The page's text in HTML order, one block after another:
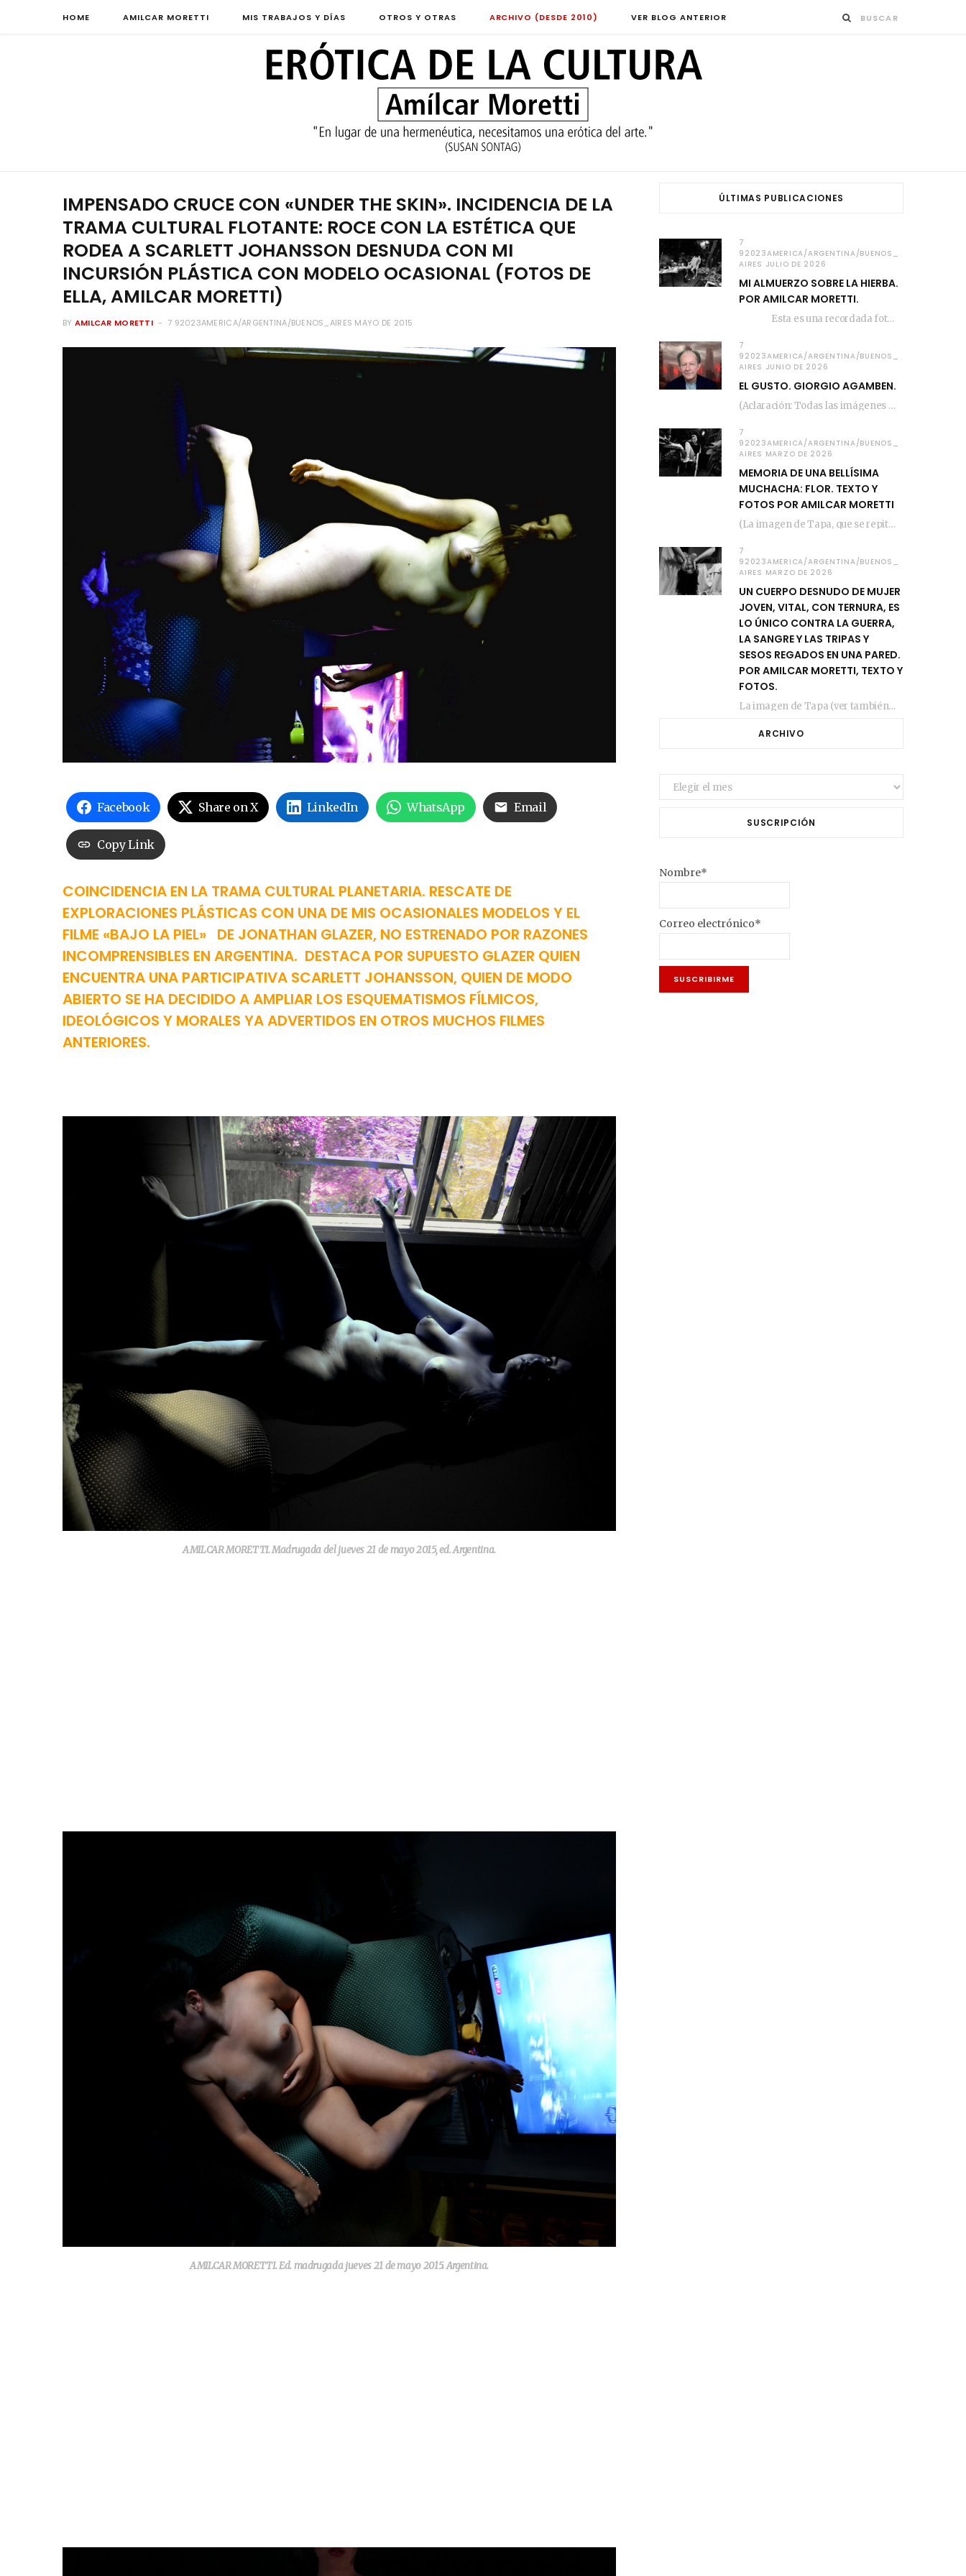
HOME AMILCAR MORETTI MIS TRABAJOS Y DÍAS OTROS Y OTRAS ARCHIVO (DESDE 2010) VER BLOG ANTERIOR
IMPENSADO CRUCE CON «UNDER THE SKIN». INCIDENCIA DE LA
TRAMA CULTURAL FLOTANTE: ROCE CON LA ESTÉTICA QUE
RODEA A SCARLETT JOHANSSON DESNUDA CON MI
INCURSIÓN PLÁSTICA CON MODELO OCASIONAL (FOTOS DE
ELLA, AMILCAR MORETTI)
BY AMILCAR MORETTI 7 92023AMERICA/ARGENTINA/BUENOS_AIRES MAYO DE 2015
Facebook Share on X LinkedIn WhatsApp Email
Copy Link
COINCIDENCIA EN LA TRAMA CULTURAL PLANETARIA. RESCATE DE
EXPLORACIONES PLÁSTICAS CON UNA DE MIS OCASIONALES MODELOS Y EL
FILME «BAJO LA PIEL» DE JONATHAN GLAZER, NO ESTRENADO POR RAZONES
INCOMPRENSIBLES EN ARGENTINA. DESTACA POR SUPUESTO GLAZER QUIEN
ENCUENTRA UNA PARTICIPATIVA SCARLETT JOHANSSON, QUIEN DE MODO
ABIERTO SE HA DECIDIDO A AMPLIAR LOS ESQUEMATISMOS FÍLMICOS,
IDEOLÓGICOS Y MORALES YA ADVERTIDOS EN OTROS MUCHOS FILMES
ANTERIORES.
AMILCAR MORETTI. Madrugada del jueves 21 de mayo 2015, ed. Argentina.
AMILCAR MORETTI. Ed. madrugada jueves 21 de mayo 2015. Argentina.
ÚLTIMAS PUBLICACIONES
7
92023AMERICA/ARGENTINA/BUENOS_
AIRES JULIO DE 2026
MI ALMUERZO SOBRE LA HIERBA.
POR AMILCAR MORETTI.
Esta es una recordada fotografía que registré…
7
92023AMERICA/ARGENTINA/BUENOS_
AIRES JUNIO DE 2026
EL GUSTO. GIORGIO AGAMBEN.
(Aclaración: Todas las imágenes de este posteo fueron tomadas de Bloghemia.com, y todos los…
7
92023AMERICA/ARGENTINA/BUENOS_
AIRES MARZO DE 2026
MEMORIA DE UNA BELLÍSIMA
MUCHACHA: FLOR. TEXTO Y
FOTOS POR AMILCAR MORETTI
(La imagen de Tapa, que se repite arriba, fue compuesta por Amilcar Moretti el viernes…
7
92023AMERICA/ARGENTINA/BUENOS_
AIRES MARZO DE 2026
UN CUERPO DESNUDO DE MUJER
JOVEN, VITAL, CON TERNURA, ES
LO ÚNICO CONTRA LA GUERRA,
LA SANGRE Y LAS TRIPAS Y
SESOS REGADOS EN UNA PARED.
POR AMILCAR MORETTI, TEXTO Y
FOTOS.
La imagen de Tapa (ver también más arriba) fue compuesta en estos días de febrero…
ARCHIVO
Archivo
SUSCRIPCIÓN
Nombre*
Correo electrónico*